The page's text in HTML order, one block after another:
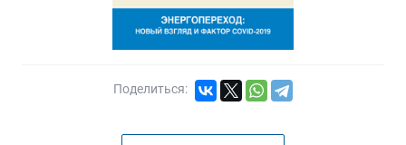
Поделиться: